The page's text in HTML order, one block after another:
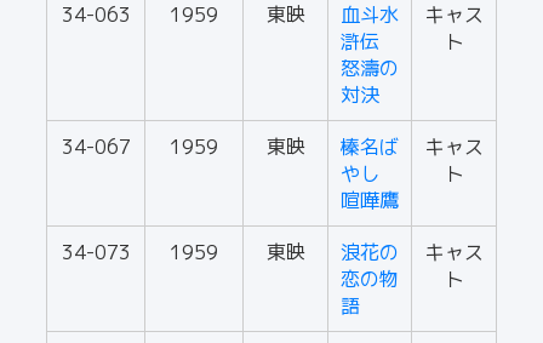
34-063 1959 東映
血斗水
滸伝
怒濤の
対決
キャス
ト
34-067 1959 東映
榛名ば
やし
喧嘩鷹
キャス
ト
34-073 1959 東映
浪花の
恋の物
語
キャス
ト